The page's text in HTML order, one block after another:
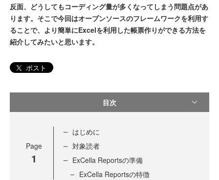
反面、どうしてもコーディング量が多くなってしまう問題点があ
ります。そこで今回はオープンソースのフレームワークを利用す
ることで、より簡単にExcelを利用した帳票作りができる方法を
紹介してみたいと思います。
ポスト
目次
Page
1
はじめに
対象読者
ExCella Reportsの準備
ExCella Reportsの特徴